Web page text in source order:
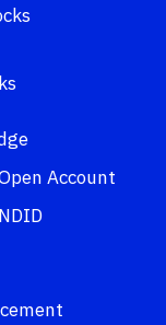
Account